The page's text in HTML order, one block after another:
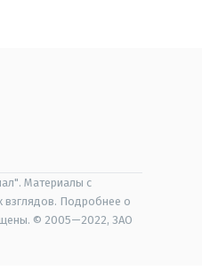
Материалы с
взглядов. Подробнее о
© 2005—2022, ЗАО